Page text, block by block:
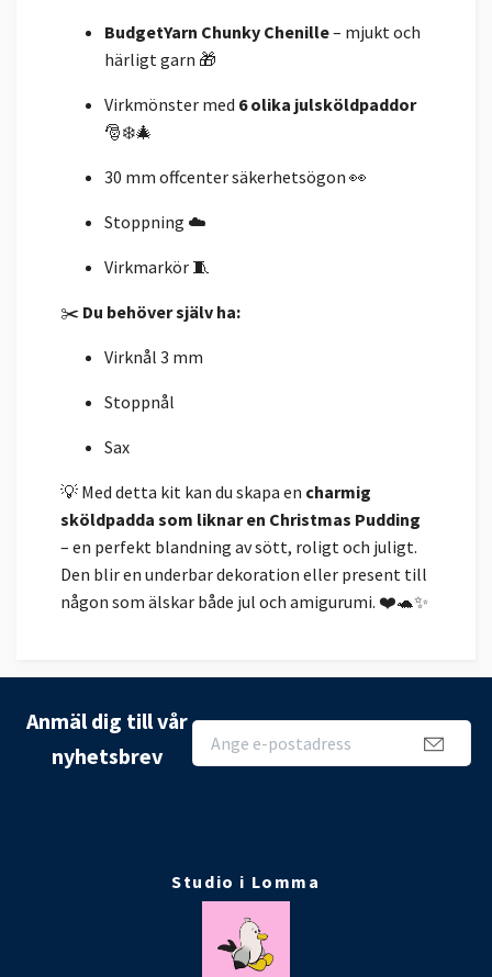
BudgetYarn Chunky Chenille– mjukt och
härligt garn 🎁
Virkmönster med 6 olika julsköldpaddor
🎅❄️🎄
30 mm offcenter säkerhetsögon 👀
Stoppning ☁️
Virkmarkör 🧵
✂️ Du behöver själv ha:
Virknål 3 mm
Stoppnål
Sax
💡 Med detta kit kan du skapa en charmig
sköldpadda som liknar en Christmas Pudding
– en perfekt blandning av sött, roligt och juligt.
Den blir en underbar dekoration eller present till
någon som älskar både jul och amigurumi. ❤️🐢✨
Anmäl dig till vår
nyhetsbrev
Studio i Lomma